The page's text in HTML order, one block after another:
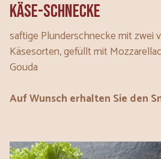
Käse-Schnecke
saftige Plunderschnecke mit zwei
Käsesorten, gefüllt mit
Gouda
Auf Wunsch erhalten Sie den